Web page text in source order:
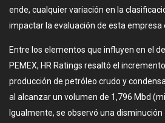
ende, cualquier variación en la
impactar la evaluación de esta empresa
Entre los elementos que influyen en el
PEMEX, HR Ratings resaltó el
producción de petróleo crudo y
al alcanzar un volumen de 1,796 Mbd
Igualmente, se observó una disminución